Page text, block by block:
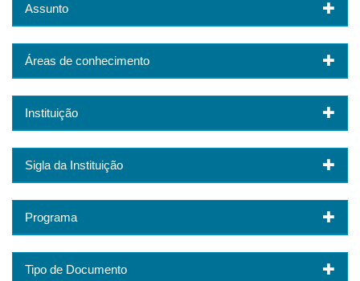
Assunto
Áreas de conhecimento
Instituição
Sigla da Instituição
Programa
Tipo de Documento